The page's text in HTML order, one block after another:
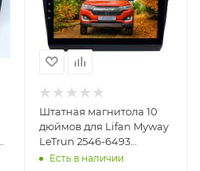
Штатная магнитола 10
дюймов для Lifan Myway
LeTrun 2546-6493
Android 12 UIS8581А
Есть в наличии